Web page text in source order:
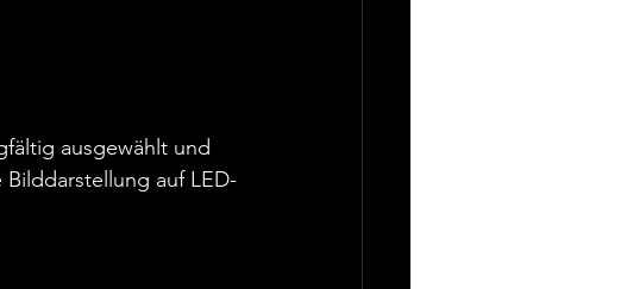
ausgewählt und
auf LED-